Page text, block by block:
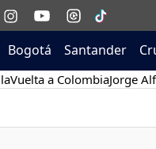
Bogotá Santander
Vuelta a ColombiaJorge